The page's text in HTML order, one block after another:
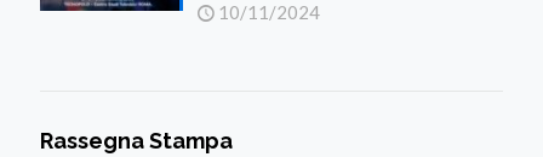
10/11/2024
Rassegna Stampa